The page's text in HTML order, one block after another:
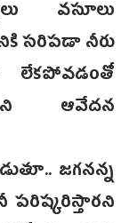
వసూలు
సరిపడా నీరు
లేకపోవడంతో
ఆవేదన
జగనన్న